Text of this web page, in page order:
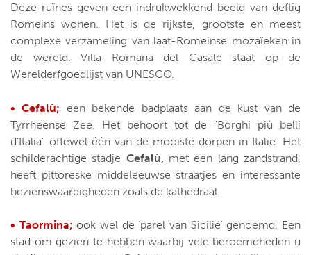
Deze ruïnes geven een indrukwekkend beeld van deftig
Romeins wonen. Het is de rijkste, grootste en meest
complexe verzameling van laat-Romeinse mozaïeken in
de wereld. Villa Romana del Casale staat op de
Werelderfgoedlijst van UNESCO.
• Cefalù; een bekende badplaats aan de kust van de
Tyrrheense Zee. Het behoort tot de "Borghi più belli
d'Italia" oftewel één van de mooiste dorpen in Italië. Het
schilderachtige stadje Cefalù,met een lang zandstrand,
heeft pittoreske middeleeuwse straatjes en interessante
bezienswaardigheden zoals de kathedraal.
• Taormina; ook wel de ‘parel van Sicilië' genoemd. Een
stad om gezien te hebben waarbij vele beroemdheden u